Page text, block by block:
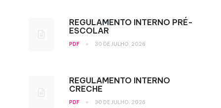
REGULAMENTO INTERNO PRÉ-
ESCOLAR
PDF • 30 DE JULHO, 2026
REGULAMENTO INTERNO
CRECHE
PDF • 30 DE JULHO, 2026